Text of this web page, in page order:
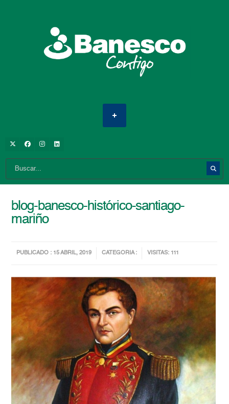
blog-banesco-histórico-santiago-
mariño
PUBLICADO : 15 ABRIL, 2019 CATEGORIA : VISITAS: 111